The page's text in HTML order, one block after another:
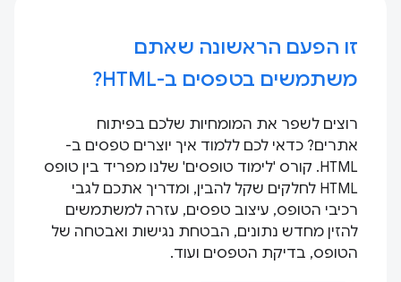
זו הפעם הראשונה שאתם
משתמשים בטפסים ב-HTML?
רוצים לשפר את המומחיות שלכם בפיתוח
אתרים? כדאי לכם ללמוד איך יוצרים טפסים ב-
HTML. קורס 'לימוד טופסים' שלנו מפריד בין טופס
HTML לחלקים שקל להבין, ומדריך אתכם לגבי
רכיבי הטופס, עיצוב טפסים, עזרה למשתמשים
להזין מחדש נתונים, הבטחת נגישות ואבטחה של
הטופס, בדיקת הטפסים ועוד.